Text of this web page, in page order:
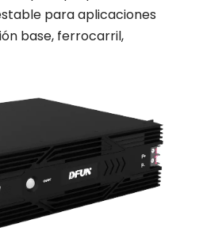
para aplicaciones
base, ferrocarril,